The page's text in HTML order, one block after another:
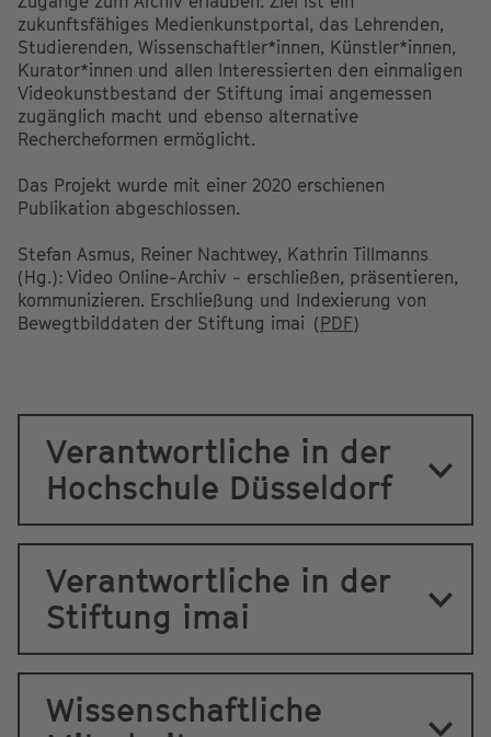
zukunftsfähiges Medienkunstportal, das Lehrenden,
Studierenden, Wissenschaftler*innen, Künstler*innen,
Kurator*innen und allen Interessierten den einmaligen
Videokunstbestand der Stiftung imai angemessen
zugänglich macht und ebenso alternative
Rechercheformen ermöglicht.
Das Projekt wurde mit einer 2020 erschienen
Publikation abgeschlossen.
Stefan Asmus, Reiner Nachtwey, Kathrin Tillmanns
(Hg.): Video Online-Archiv - erschließen, präsentieren,
kommunizieren. Erschließung und Indexierung von
Bewegtbilddaten der Stiftung imai (PDF)
Verantwortliche in der
Hochschule Düsseldorf
Verantwortliche in der
Stiftung imai
Wissenschaftliche